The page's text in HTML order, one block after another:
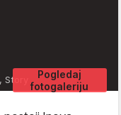
Pogledaj
fotogaleriju